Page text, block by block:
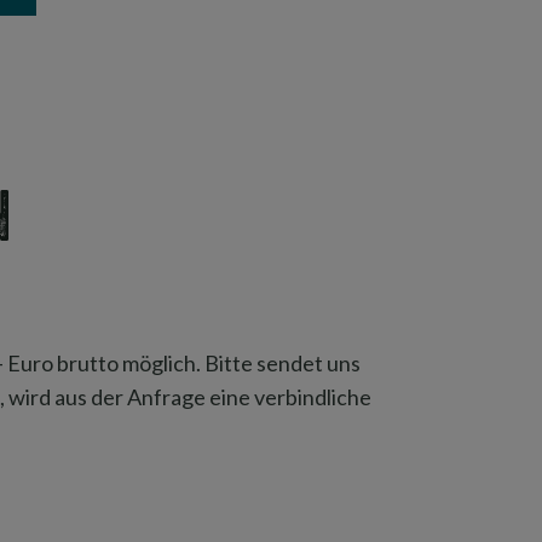
brutto möglich. Bitte sendet uns
aus der Anfrage eine verbindliche